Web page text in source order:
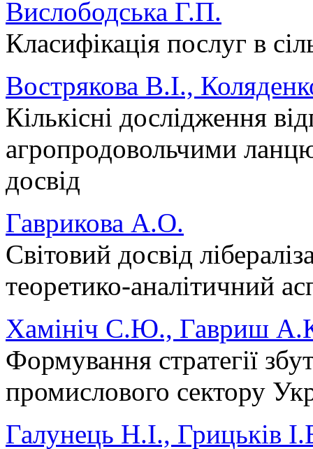
Вислободська Г.П.
Класифікація послуг в
Вострякова В.І.,
Кількісні дослідження
агропродовольчими
досвід
Гаврикова А.О.
Світовий досвід
теоретико-аналітичний
Хамініч С.Ю., Гавриш
Формування стратегії
промислового сектору
Галунець Н.І., Грицьків